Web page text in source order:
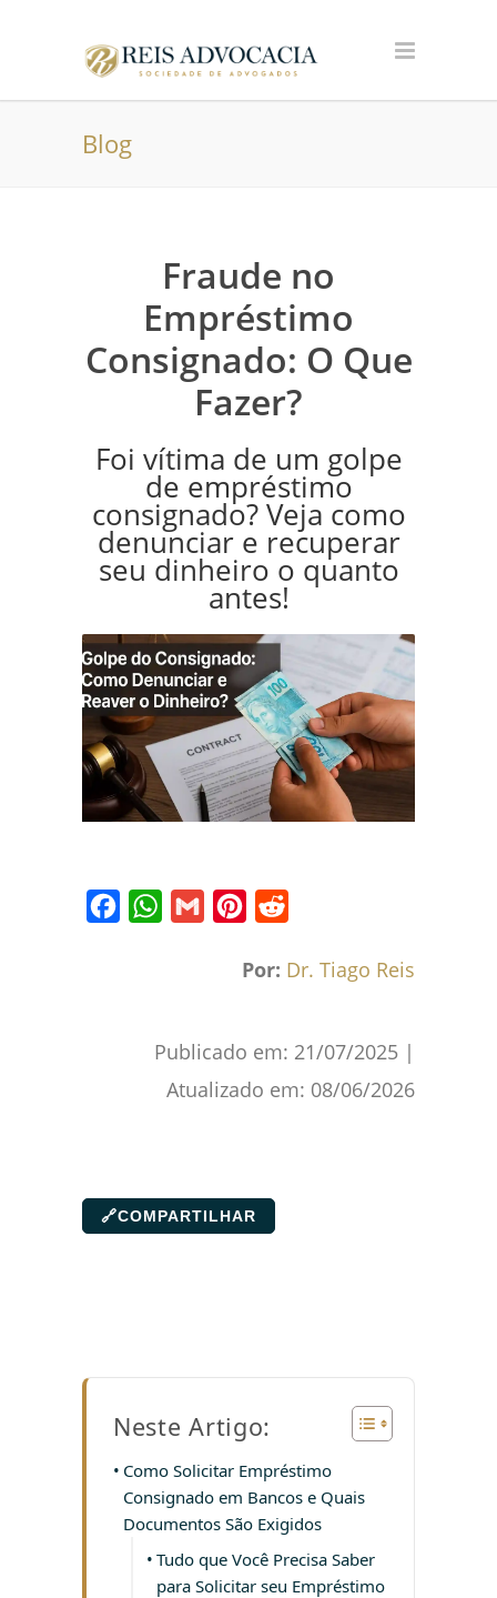
Blog
Fraude no
Empréstimo
Consignado: O Que
Fazer?
Foi vítima de um golpe
de empréstimo
consignado? Veja como
denunciar e recuperar
seu dinheiro o quanto
antes!
FacebookWhatsApp
Gmail Pinterest
Por: Dr. Tiago Reis
Publicado em: 21/07/2025 |
Atualizado em: 08/06/2026
🔗COMPARTILHAR
Neste Artigo:
Como Solicitar Empréstimo
Consignado em Bancos e Quais
Documentos São Exigidos
Tudo que Você Precisa Saber
para Solicitar seu Empréstimo